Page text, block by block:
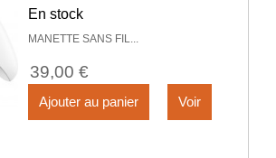
En stock
MANETTE SANS FIL...
39,00 €
Ajouter au panier Voir